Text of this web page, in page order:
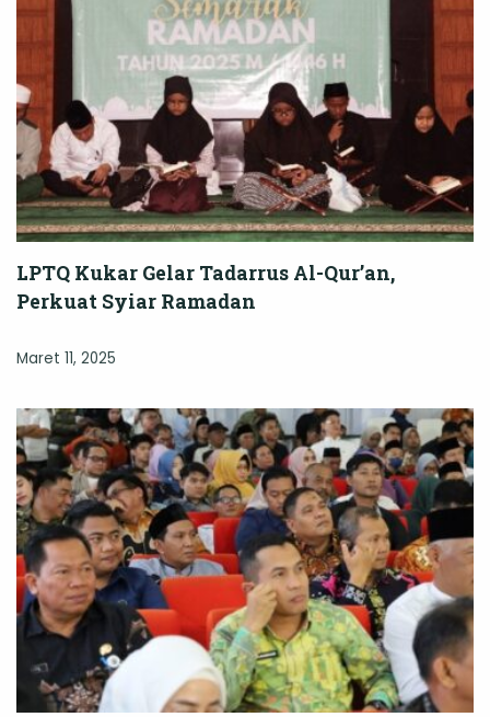
LPTQ Kukar Gelar Tadarrus Al-Qur’an,
Perkuat Syiar Ramadan
Maret 11, 2025